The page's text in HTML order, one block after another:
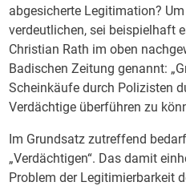
abgesicherte Legitimation?
verdeutlichen, sei beispielhaft
Christian Rath im oben
Badischen Zeitung genannt:
Scheinkäufe durch Polizisten
Verdächtige überführen zu
Im Grundsatz zutreffend
„Verdächtigen“. Das damit
Problem der Legitimierbarkeit